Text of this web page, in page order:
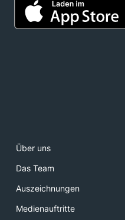
Über uns
Das Team
Auszeichnungen
Medienauftritte